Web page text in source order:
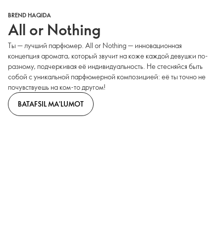
BREND HAQIDA
All or Nothing
Ты — лучший парфюмер. All or Nothing — инновационная
концепция аромата, который звучит на коже каждой девушки по-
разному, подчеркивая её индивидуальность. Не стесняйся быть
собой с уникальной парфюмерной композицией: её ты точно не
почувствуешь на ком-то другом!
BATAFSIL MA'LUMOT